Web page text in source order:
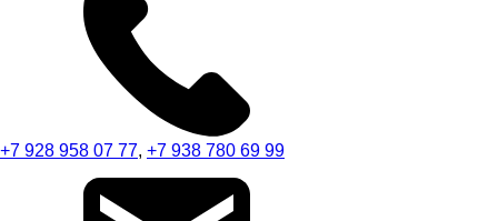
+7 928 958 07 77, +7 938 780 69 99